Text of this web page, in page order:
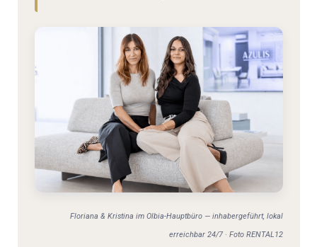
Floriana & Kristina im Olbia-Hauptbüro — inhabergeführt, lokal
erreichbar 24/7 · Foto RENTAL12